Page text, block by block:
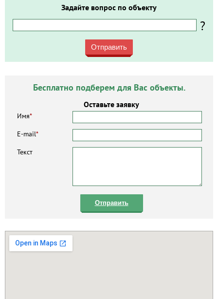
Задайте вопрос по объекту
?
Отправить
Бесплатно подберем для Вас объекты.
Оставьте заявку
Имя*
E-mail*
Текст
Отправить